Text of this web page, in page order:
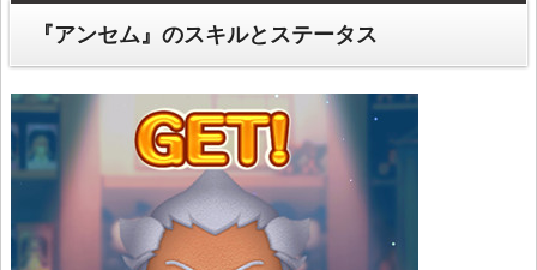
『アンセム』のスキルとステータス